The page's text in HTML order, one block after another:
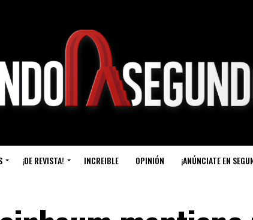
¡DE REVISTA! INCREIBLE OPINIÓN ¡ANÚNCIATE EN